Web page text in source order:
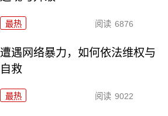
最热 阅读 6876
遭遇网络暴力，如何依法维权与
自救
最热 阅读 9022